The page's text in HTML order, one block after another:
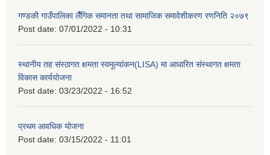
गण्डकी गाउँपालिका लैँगिक समानता तथा सामाजिक समावेशीकरण रणनिति २०७९
Post date: 07/01/2022 - 10:31
स्थानीय तह संस्ठागत क्षमता स्वमूल्यांकन(LISA) मा आधारित संस्थागत क्षमता
विकास कार्ययोजना
Post date: 03/23/2022 - 16:52
प्रथम आवधिक योजना
Post date: 03/15/2022 - 11:01